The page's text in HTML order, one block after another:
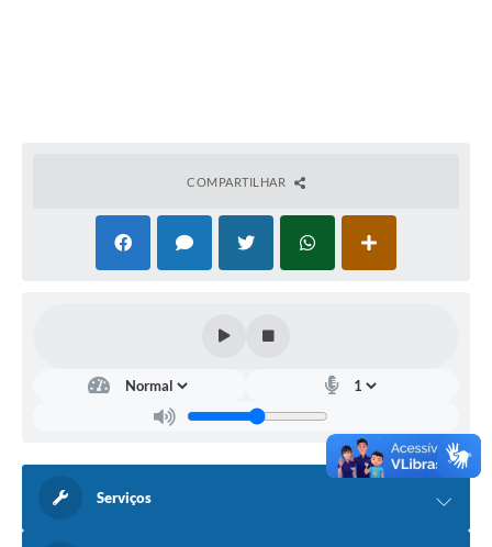
COMPARTILHAR
Serviços